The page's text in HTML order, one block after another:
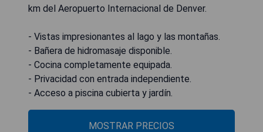
km del Aeropuerto Internacional de Denver.
- Vistas impresionantes al lago y las montañas.
- Bañera de hidromasaje disponible.
- Cocina completamente equipada.
- Privacidad con entrada independiente.
- Acceso a piscina cubierta y jardín.
MOSTRAR PRECIOS